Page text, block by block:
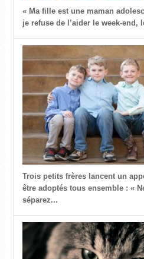
« Ma fille est une maman
je refuse de l’aider le week-end,
Trois petits frères lancent un
être adoptés tous ensemble : «
séparez...